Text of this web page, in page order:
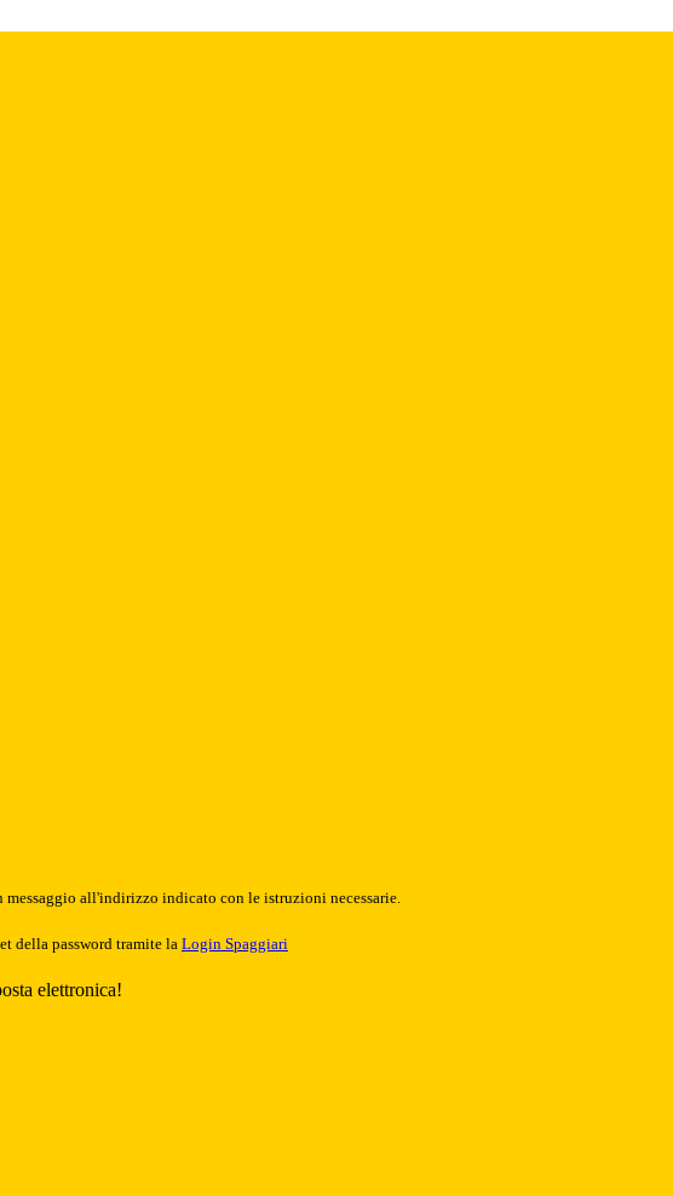
messaggio all'indirizzo indicato con le istruzioni necessarie.
della password tramite la Login Spaggiari
elettronica!